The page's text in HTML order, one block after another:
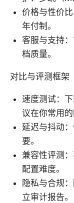
价格与性价
年付制。
客服与支持
档质量。
对比与评测框架
速度测试：
议在你常用的
延迟与抖动
要。
兼容性评测
配置难度。
隐私与合规
立审计报告。